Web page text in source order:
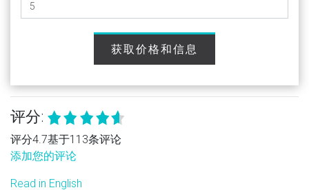
获取价格和信息
评分:
评分4.7基于113条评论
添加您的评论
Read in English